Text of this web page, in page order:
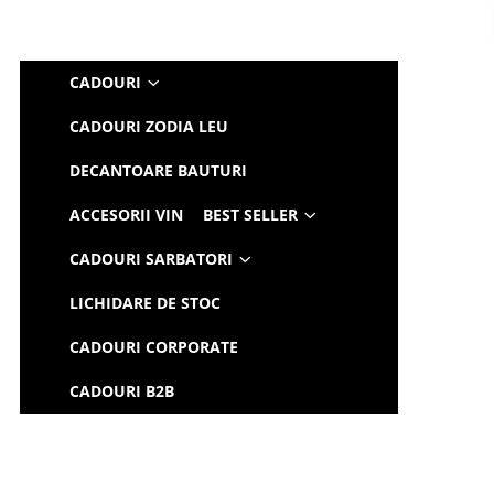
CADOURI
CADOURI ZODIA LEU
DECANTOARE BAUTURI
ACCESORII VIN BEST SELLER
CADOURI SARBATORI
LICHIDARE DE STOC
CADOURI CORPORATE
CADOURI B2B